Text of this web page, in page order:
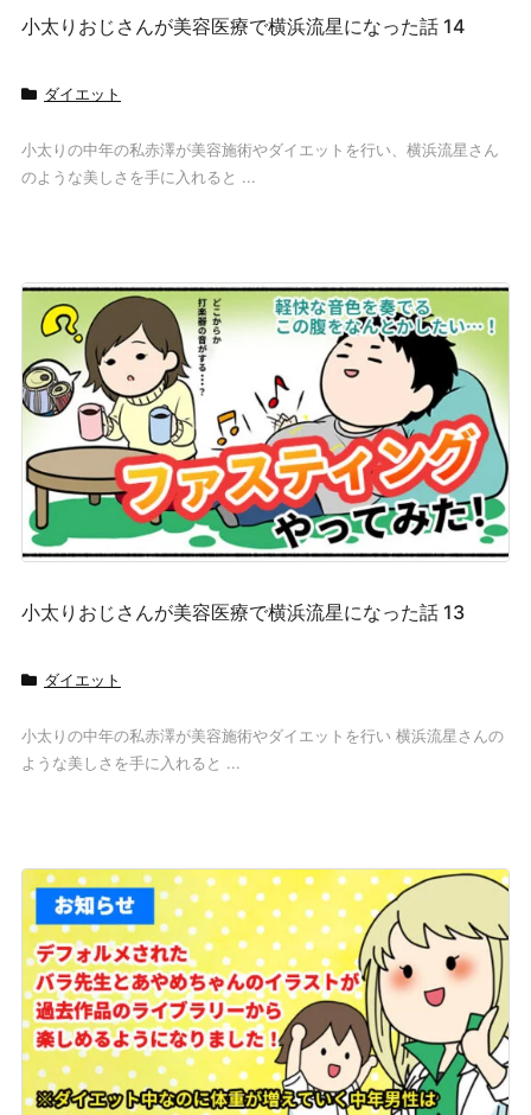
小太りおじさんが美容医療で横浜流星になった話 14
ダイエット
小太りの中年の私赤澤が美容施術やダイエットを行い、横浜流星さん
のような美しさを手に入れると ...
小太りおじさんが美容医療で横浜流星になった話 13
ダイエット
小太りの中年の私赤澤が美容施術やダイエットを行い 横浜流星さんの
ような美しさを手に入れると ...